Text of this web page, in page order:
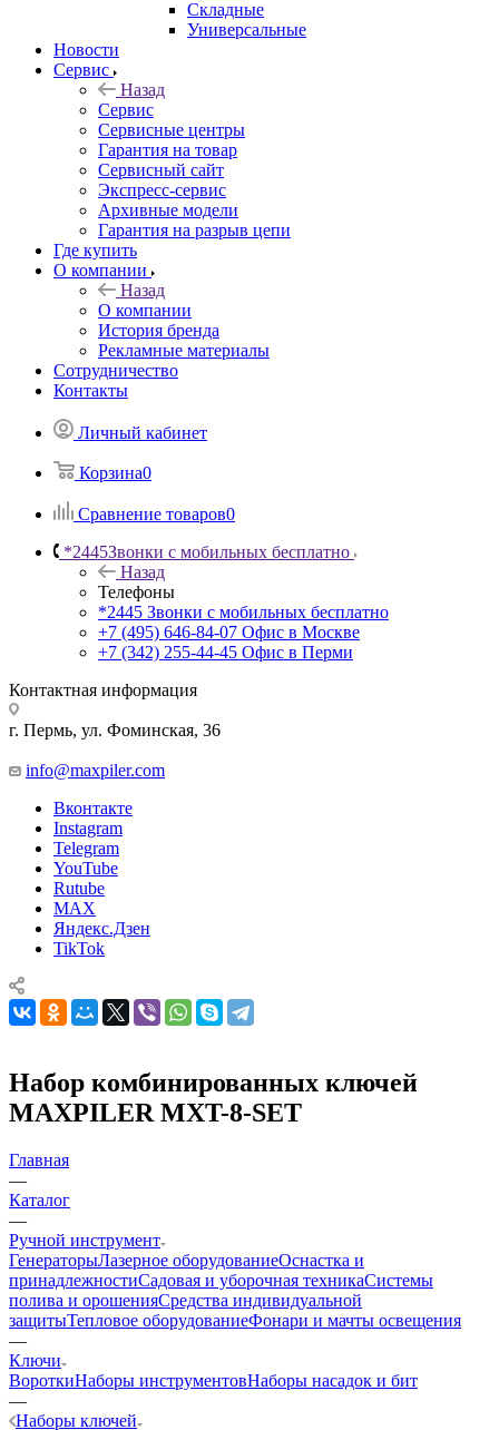
Складные
Универсальные
Новости
Сервис
Назад
Сервис
Сервисные центры
Гарантия на товар
Сервисный сайт
Экспресс-сервис
Архивные модели
Гарантия на разрыв цепи
Где купить
О компании
Назад
О компании
История бренда
Рекламные материалы
Сотрудничество
Контакты
Личный кабинет
Корзина0
Сравнение товаров0
*2445Звонки с мобильных бесплатно
Назад
Телефоны
*2445 Звонки с мобильных бесплатно
+7 (495) 646-84-07 Офис в Москве
+7 (342) 255-44-45 Офис в Перми
Контактная информация
г. Пермь, ул. Фоминская, 36
info@maxpiler.com
Вконтакте
Instagram
Telegram
YouTube
Rutube
MAX
Яндекс.Дзен
TikTok
Набор комбинированных ключей
MAXPILER MXT-8-SET
Главная
—
Каталог
—
Ручной инструмент
ГенераторыЛазерное оборудованиеОснастка и
принадлежностиСадовая и уборочная техникаСистемы
полива и орошенияСредства индивидуальной
защитыТепловое оборудованиеФонари и мачты освещения
—
Ключи
ВороткиНаборы инструментовНаборы насадок и бит
—
Наборы ключей